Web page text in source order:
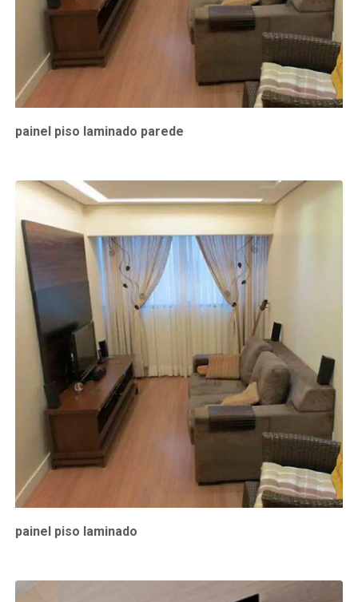
painel piso laminado parede
painel piso laminado